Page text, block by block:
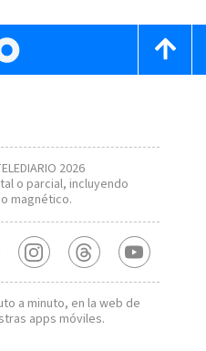
2026
o parcial, incluyendo
magnético.
a minuto, en la web de
apps móviles.